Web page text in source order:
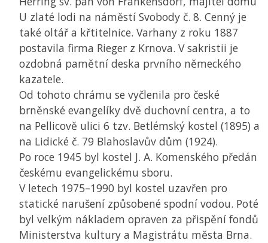
U zlaté lodi na náměstí Svobody č. 8. Cenný je
také oltář a křtitelnice. Varhany z roku 1887
postavila firma Rieger z Krnova. V sakristii je
ozdobná pamětní deska prvního německého
kazatele.
Od tohoto chrámu se vyčlenila pro české
brněnské evangelíky dvě duchovní centra, a to
na Pellicově ulici 6 tzv. Betlémský kostel (1895) a
na Lidické č. 79 Blahoslavův dům (1924).
Po roce 1945 byl kostel J. A. Komenského předán
českému evangelickému sboru.
V letech 1975–1990 byl kostel uzavřen pro
statické narušení způsobené spodní vodou. Poté
byl velkým nákladem opraven za přispění fondů
Ministerstva kultury a Magistrátu města Brna.